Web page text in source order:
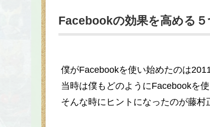
Facebookの効果を高める５
僕がFacebookを使い始めたのは
当時は僕もどのようにFacebookを
そんな時にヒントになったのが藤村